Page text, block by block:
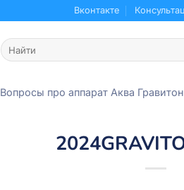
Вконтакте
Искать:
Вопросы про аппарат Аква Гравитон